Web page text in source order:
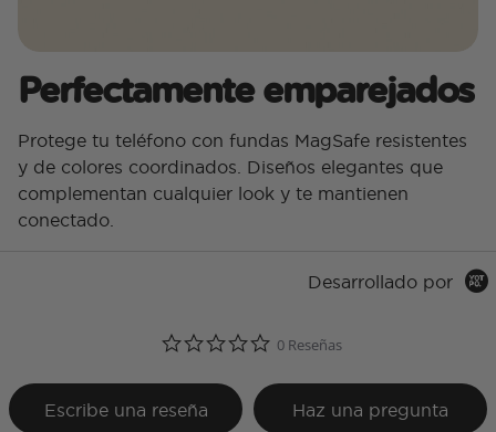
Perfectamente emparejados
Protege tu teléfono con fundas MagSafe resistentes
y de colores coordinados. Diseños elegantes que
complementan cualquier look y te mantienen
conectado.
Desarrollado por
0.0 star rating
0 Reseñas
Escribe una reseña Haz una pregunta